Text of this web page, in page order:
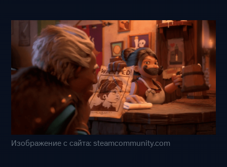
Изображение с сайта: steamcommunity.com